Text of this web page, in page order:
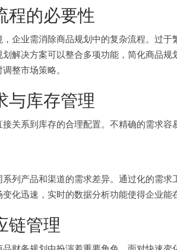
程的必要性
企业需消除商品规划中的复杂流程。过
解决方案可以整合多项功能，简化商品
整市场策略。
与库存管理
关系到库存的合理配置。不精确的需求
列产品和渠道的需求差异。通过化的需
化迅速，实时的数据分析功能使得企业能
链管理